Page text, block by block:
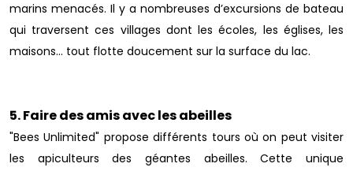
marins menacés. Il y a nombreuses d’excursions de bateau
qui traversent ces villages dont les écoles, les églises, les
maisons… tout flotte doucement sur la surface du lac.
5. Faire des amis avec les abeilles
"Bees Unlimited" propose différents tours où on peut visiter
les apiculteurs des géantes abeilles. Cette unique